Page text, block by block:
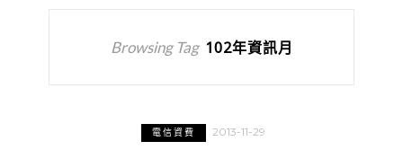
Browsing Tag 102年資訊月
電信資費 2013-11-29